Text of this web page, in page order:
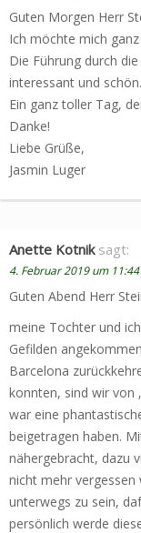
Guten Morgen Herr
Ich möchte mich
Die Führung durch
interessant und schön.
Ein ganz toller Tag,
Danke!
Liebe Grüße,
Jasmin Luger
Anette Kotnik sagt:
4. Februar 2019 um
Guten Abend Herr
meine Tochter und
Gefilden
Barcelona
konnten, sind wir von
war eine
beigetragen haben.
nähergebracht, dazu
nicht mehr vergessen
unterwegs zu sein,
persönlich werde